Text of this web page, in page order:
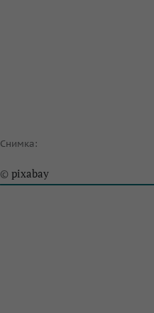
Снимка:
© pixabay